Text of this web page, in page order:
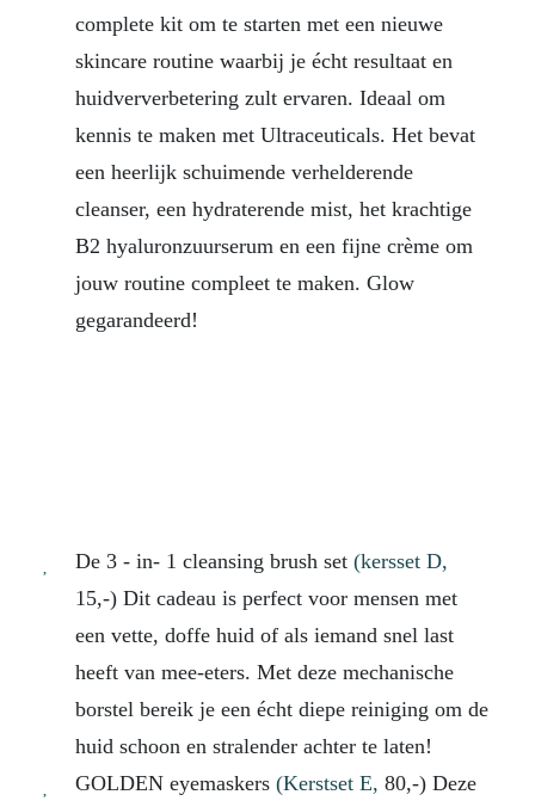
complete kit om te starten met een nieuwe
skincare routine waarbij je écht resultaat en
huidververbetering zult ervaren. Ideaal om
kennis te maken met Ultraceuticals. Het bevat
een heerlijk schuimende verhelderende
cleanser, een hydraterende mist, het krachtige
B2 hyaluronzuurserum en een fijne crème om
jouw routine compleet te maken. Glow
gegarandeerd!
De 3 - in- 1 cleansing brush set (kersset D,
15,-) Dit cadeau is perfect voor mensen met
een vette, doffe huid of als iemand snel last
heeft van mee-eters. Met deze mechanische
borstel bereik je een écht diepe reiniging om de
huid schoon en stralender achter te laten!
GOLDEN eyemaskers (Kerstset E, 80,-) Deze